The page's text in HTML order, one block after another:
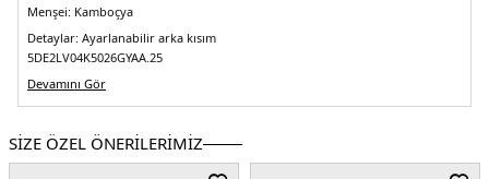
Menşei: Kamboçya
Detaylar: Ayarlanabilir arka kısım
5DE2LV04K5026GYAA.25
Devamını Gör
SİZE ÖZEL ÖNERİLERİMİZ